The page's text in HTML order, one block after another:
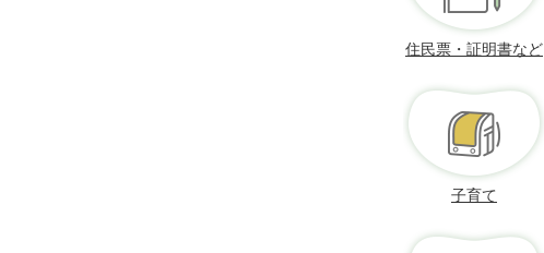
住民票・証明書など
子育て